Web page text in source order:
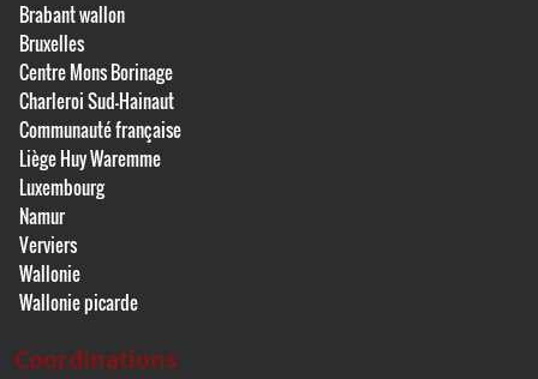
Brabant wallon
Bruxelles
Centre Mons Borinage
Charleroi Sud-Hainaut
Communauté française
Liège Huy Waremme
Luxembourg
Namur
Verviers
Wallonie
Wallonie picarde
Coordinations